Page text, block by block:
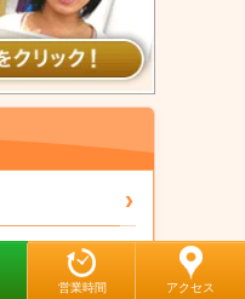
営業時間 アクセス